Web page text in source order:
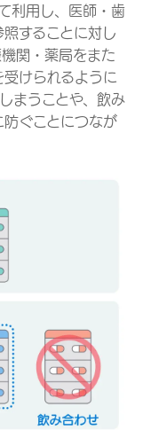
利用し、医師・歯
することに対し
関・薬局をまた
けられるように
まうことや、飲み
ぐことにつなが